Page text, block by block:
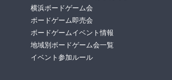
横浜ボードゲーム会
ボードゲーム即売会
ボードゲームイベント情報
地域別ボードゲーム会一覧
イベント参加ルール